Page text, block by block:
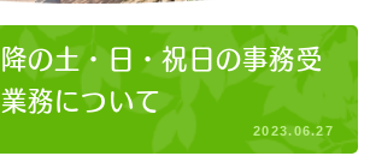
の土・日・祝日の事務受
務について
2023.06.27